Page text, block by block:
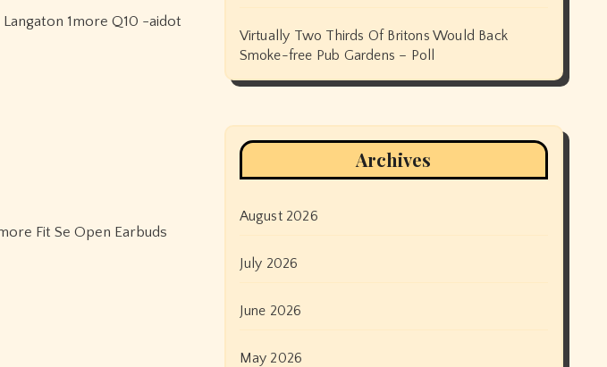
Virtually Two Thirds Of Britons Would Back
Smoke-free Pub Gardens – Poll
Archives
August 2026
July 2026
June 2026
May 2026